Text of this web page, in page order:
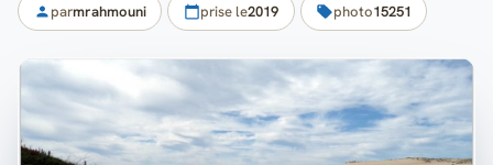
parmrahmouni prise le2019 photo15251